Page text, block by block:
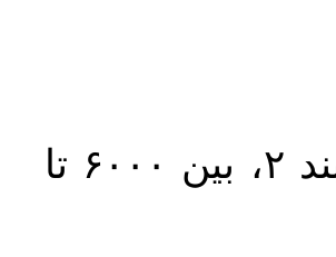
حجم کل مقاله با احتساب تمام بخش‌های مذکور در بند ۲، بین ۶۰۰۰ تا